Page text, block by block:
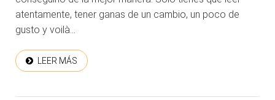
atentamente, tener ganas de un cambio, un poco de
gusto y voilà…
LEER MÁS